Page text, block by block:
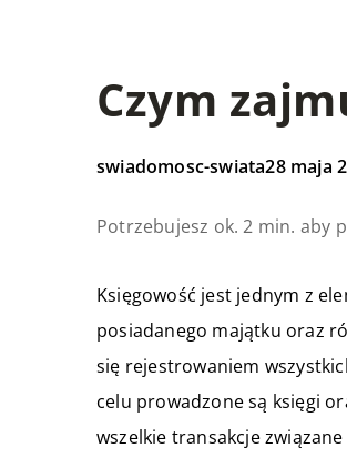
Czym
swiadomosc-swiata28 maja
Potrzebujesz ok. 2 min. aby
Księgowość jest jednym z
posiadanego majątku oraz
się rejestrowaniem
celu prowadzone są księgi
wszelkie transakcje